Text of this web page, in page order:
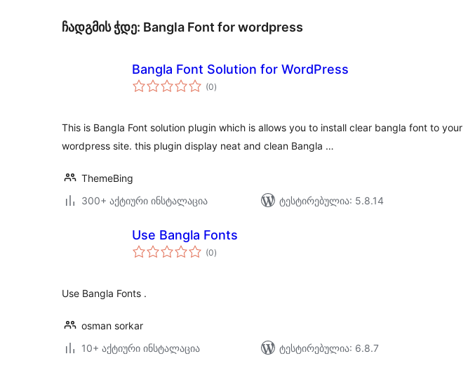
ჩადგმის ჭდე: Bangla Font for wordpress
Bangla Font Solution for WordPress
(0საერთო
რეიტინგი
)
This is Bangla Font solution plugin which is allows you to install clear bangla font to your
wordpress site. this plugin display neat and clean Bangla …
ThemeBing
300+ აქტიური ინსტალაცია
ტესტირებულია: 5.8.14
Use Bangla Fonts
(0საერთო
რეიტინგი
)
Use Bangla Fonts .
osman sorkar
10+ აქტიური ინსტალაცია
ტესტირებულია: 6.8.7